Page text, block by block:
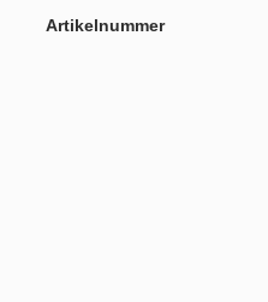
Artikelnummer